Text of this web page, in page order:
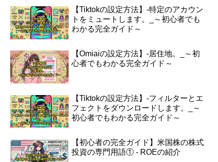
【Tiktokの設定方法】-特定のアカウン
トをミュートします。_～初心者でも
わかる完全ガイド～
【Omiaiの設定方法】-居住地。_～初
心者でもわかる完全ガイド～
【Tiktokの設定方法】-フィルターとエ
フェクトをダウンロードします。_～
初心者でもわかる完全ガイド～
【初心者の完全ガイド】米国株の株式
投資の専門用語① - ROEの紹介